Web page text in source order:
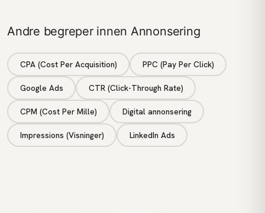
Andre begreper innen Annonsering
CPA (Cost Per Acquisition) PPC (Pay Per Click)
Google Ads CTR (Click-Through Rate)
CPM (Cost Per Mille) Digital annonsering
Impressions (Visninger) LinkedIn Ads